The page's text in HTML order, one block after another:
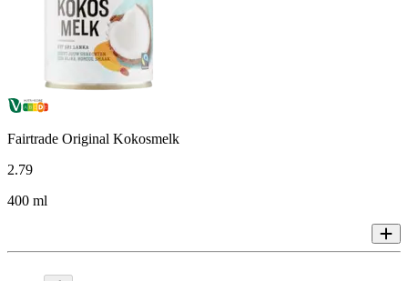
Fairtrade Original Kokosmelk
2.79
400 ml